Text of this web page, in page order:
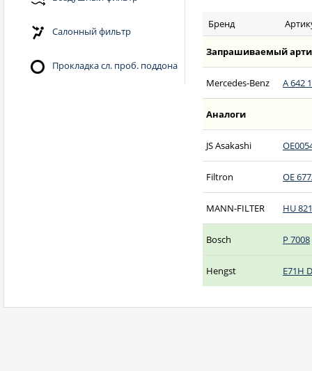
Салонный фильтр
Прокладка сл. проб. поддона
Бренд
Запрашиваемый
Mercedes-Benz A 642
Аналоги
JS Asakashi
Filtron OE
MANN-FILTER HU
Bosch P 7008
Hengst E71H